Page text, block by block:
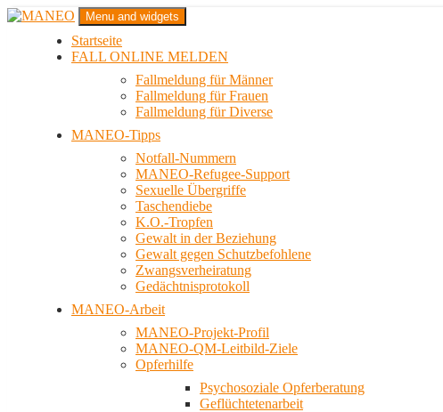
Zum
MANEO
Das schwule Anti-Gewalt-Projekt in Berlin
Menu and widgets
Startseite
FALL ONLINE MELDEN
Fallmeldung für Männer
Fallmeldung für Frauen
Fallmeldung für Diverse
MANEO-Tipps
Notfall-Nummern
MANEO-Refugee-Support
Sexuelle Übergriffe
Taschendiebe
K.O.-Tropfen
Gewalt in der Beziehung
Gewalt gegen Schutzbefohlene
Zwangsverheiratung
Gedächtnisprotokoll
MANEO-Arbeit
MANEO-Projekt-Profil
MANEO-QM-Leitbild-Ziele
Opferhilfe
Psychosoziale Opferberatung
Geflüchtetenarbeit